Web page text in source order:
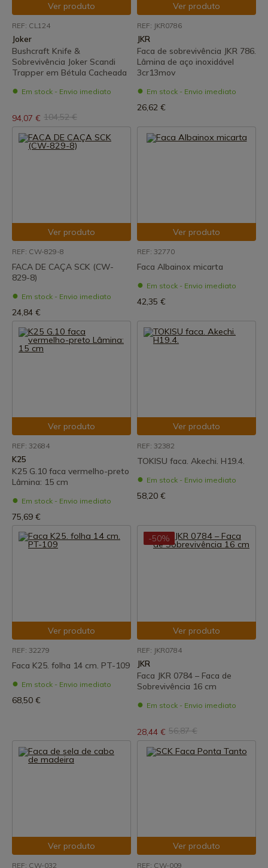
Ver produto
REF: CL124
Joker
Bushcraft Knife &
Sobrevivência Joker Scandi
Trapper em Bétula Cacheada
Em stock - Envio imediato
94,07 € 104,52 €
Ver produto
REF: JKR0786
JKR
Faca de sobrevivência JKR 786.
Lâmina de aço inoxidável
3cr13mov
Em stock - Envio imediato
26,62 €
Ver produto
REF: CW-829-8
FACA DE CAÇA SCK (CW-
829-8)
Em stock - Envio imediato
24,84 €
Ver produto
REF: 32770
Faca Albainox micarta
Em stock - Envio imediato
42,35 €
Ver produto
REF: 32684
K25
K25 G.10 faca vermelho-preto
Lâmina: 15 cm
Em stock - Envio imediato
75,69 €
Ver produto
REF: 32382
TOKISU faca. Akechi. H19.4.
Em stock - Envio imediato
58,20 €
Ver produto
REF: 32279
Faca K25. folha 14 cm. PT-109
Em stock - Envio imediato
68,50 €
-50%
Ver produto
REF: JKR0784
JKR
Faca JKR 0784 – Faca de
Sobrevivência 16 cm
Em stock - Envio imediato
28,44 € 56,87 €
Ver produto
REF: CW-032
Ver produto
REF: CW-009